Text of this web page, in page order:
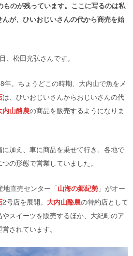
ものが残っています。ここに写るのは私
が、ひいおじいさんの代から商売を始
、松田光弘さんです。
年。ちょうどこの時期、大内山で魚をメ
は、ひいおじいさんからおじいさんの代
内山酪農の商品を販売するようになりま
加え、車に商品を乗せて行き、各地で
の形態で営業していました。
地直売センター「山海の郷紀勢 」がオー
2号店を展開。 大内山酪農の特約店として
スイーツを販売するほか、大紀町のア
されています。